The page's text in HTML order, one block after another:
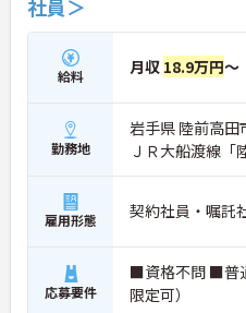
社員＞
給料 月収 18.9万円～
勤務地
岩手県 陸前高
ＪＲ大船渡線「
雇用形態 契約社員・嘱託
応募要件
■資格不問 ■普
限定可）